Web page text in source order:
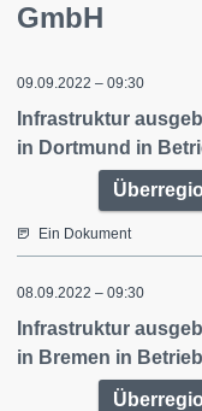
GmbH
09.09.2022 – 09:30
Infrastruktur
in Dortmund in
Ein Dokument
08.09.2022 – 09:30
Infrastruktur
in Bremen in Betrieb